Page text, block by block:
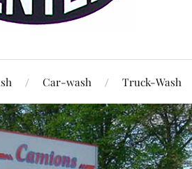
Car-wash Truck-Wash